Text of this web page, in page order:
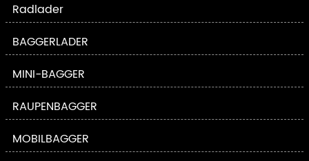
Radlader
BAGGERLADER
MINI-BAGGER
RAUPENBAGGER
MOBILBAGGER